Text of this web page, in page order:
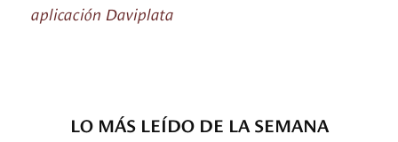
aplicación Daviplata
LO MÁS LEÍDO DE LA SEMANA